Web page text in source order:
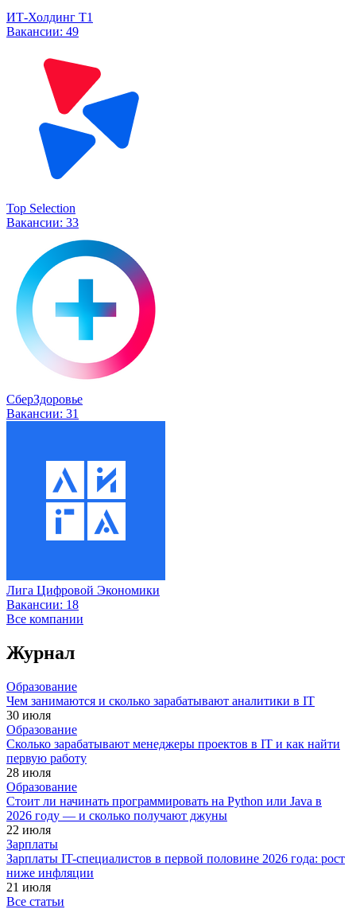
ИТ-Холдинг Т1
Вакансии: 49
Top Selection
Вакансии: 33
СберЗдоровье
Вакансии: 31
Лига Цифровой Экономики
Вакансии: 18
Все компании
Журнал
Образование
Чем занимаются и сколько зарабатывают аналитики в IT
30 июля
Образование
Сколько зарабатывают менеджеры проектов в IT и как найти
первую работу
28 июля
Образование
Стоит ли начинать программировать на Python или Java в
2026 году — и сколько получают джуны
22 июля
Зарплаты
Зарплаты IT-специалистов в первой половине 2026 года: рост
ниже инфляции
21 июля
Все статьи